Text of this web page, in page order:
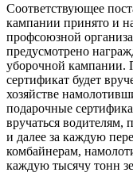
Соответствующее
кампании принято и
профсоюзной
предусмотрено
уборочной кампании.
сертификат будет
хозяйстве
подарочные
вручаться водителям,
и далее за каждую
комбайнерам,
каждую тысячу тонн